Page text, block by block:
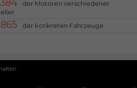
der Motoren verschiedener
der konkreten Fahrzeuge